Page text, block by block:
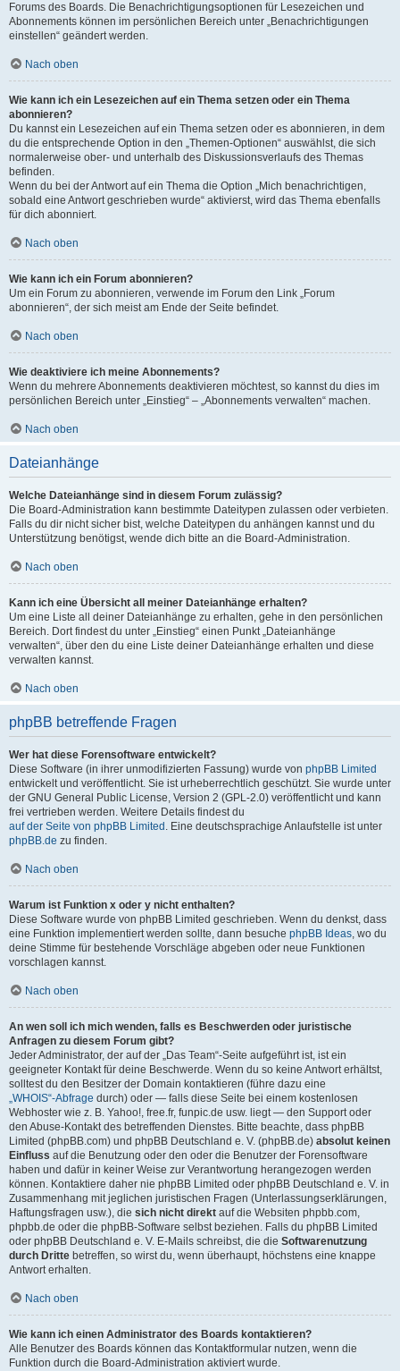
Forums des Boards. Die Benachrichtigungsoptionen für Lesezeichen und
Abonnements können im persönlichen Bereich unter „Benachrichtigungen
einstellen“ geändert werden.
Nach oben
Wie kann ich ein Lesezeichen auf ein Thema setzen oder ein Thema
abonnieren?
Du kannst ein Lesezeichen auf ein Thema setzen oder es abonnieren, in dem
du die entsprechende Option in den „Themen-Optionen“ auswählst, die sich
normalerweise ober- und unterhalb des Diskussionsverlaufs des Themas
befinden.
Wenn du bei der Antwort auf ein Thema die Option „Mich benachrichtigen,
sobald eine Antwort geschrieben wurde“ aktivierst, wird das Thema ebenfalls
für dich abonniert.
Nach oben
Wie kann ich ein Forum abonnieren?
Um ein Forum zu abonnieren, verwende im Forum den Link „Forum
abonnieren“, der sich meist am Ende der Seite befindet.
Nach oben
Wie deaktiviere ich meine Abonnements?
Wenn du mehrere Abonnements deaktivieren möchtest, so kannst du dies im
persönlichen Bereich unter „Einstieg“ – „Abonnements verwalten“ machen.
Nach oben
Dateianhänge
Welche Dateianhänge sind in diesem Forum zulässig?
Die Board-Administration kann bestimmte Dateitypen zulassen oder verbieten.
Falls du dir nicht sicher bist, welche Dateitypen du anhängen kannst und du
Unterstützung benötigst, wende dich bitte an die Board-Administration.
Nach oben
Kann ich eine Übersicht all meiner Dateianhänge erhalten?
Um eine Liste all deiner Dateianhänge zu erhalten, gehe in den persönlichen
Bereich. Dort findest du unter „Einstieg“ einen Punkt „Dateianhänge
verwalten“, über den du eine Liste deiner Dateianhänge erhalten und diese
verwalten kannst.
Nach oben
phpBB betreffende Fragen
Wer hat diese Forensoftware entwickelt?
Diese Software (in ihrer unmodifizierten Fassung) wurde von phpBB Limited
entwickelt und veröffentlicht. Sie ist urheberrechtlich geschützt. Sie wurde unter
der GNU General Public License, Version 2 (GPL-2.0) veröffentlicht und kann
frei vertrieben werden. Weitere Details findest du
auf der Seite von phpBB Limited . Eine deutschsprachige Anlaufstelle ist unter
phpBB.de zu finden.
Nach oben
Warum ist Funktion x oder y nicht enthalten?
Diese Software wurde von phpBB Limited geschrieben. Wenn du denkst, dass
eine Funktion implementiert werden sollte, dann besuche phpBB Ideas, wo du
deine Stimme für bestehende Vorschläge abgeben oder neue Funktionen
vorschlagen kannst.
Nach oben
An wen soll ich mich wenden, falls es Beschwerden oder juristische
Anfragen zu diesem Forum gibt?
Jeder Administrator, der auf der „Das Team“-Seite aufgeführt ist, ist ein
geeigneter Kontakt für deine Beschwerde. Wenn du so keine Antwort erhältst,
solltest du den Besitzer der Domain kontaktieren (führe dazu eine
„WHOIS“-Abfrage durch) oder — falls diese Seite bei einem kostenlosen
Webhoster wie z. B. Yahoo!, free.fr, funpic.de usw. liegt — den Support oder
den Abuse-Kontakt des betreffenden Dienstes. Bitte beachte, dass phpBB
Limited (phpBB.com) und phpBB Deutschland e. V. (phpBB.de) absolut keinen
Einfluss auf die Benutzung oder den oder die Benutzer der Forensoftware
haben und dafür in keiner Weise zur Verantwortung herangezogen werden
können. Kontaktiere daher nie phpBB Limited oder phpBB Deutschland e. V. in
Zusammenhang mit jeglichen juristischen Fragen (Unterlassungserklärungen,
Haftungsfragen usw.), die sich nicht direkt auf die Websiten phpbb.com,
phpbb.de oder die phpBB-Software selbst beziehen. Falls du phpBB Limited
oder phpBB Deutschland e. V. E-Mails schreibst, die die Softwarenutzung
durch Dritte betreffen, so wirst du, wenn überhaupt, höchstens eine knappe
Antwort erhalten.
Nach oben
Wie kann ich einen Administrator des Boards kontaktieren?
Alle Benutzer des Boards können das Kontaktformular nutzen, wenn die
Funktion durch die Board-Administration aktiviert wurde.